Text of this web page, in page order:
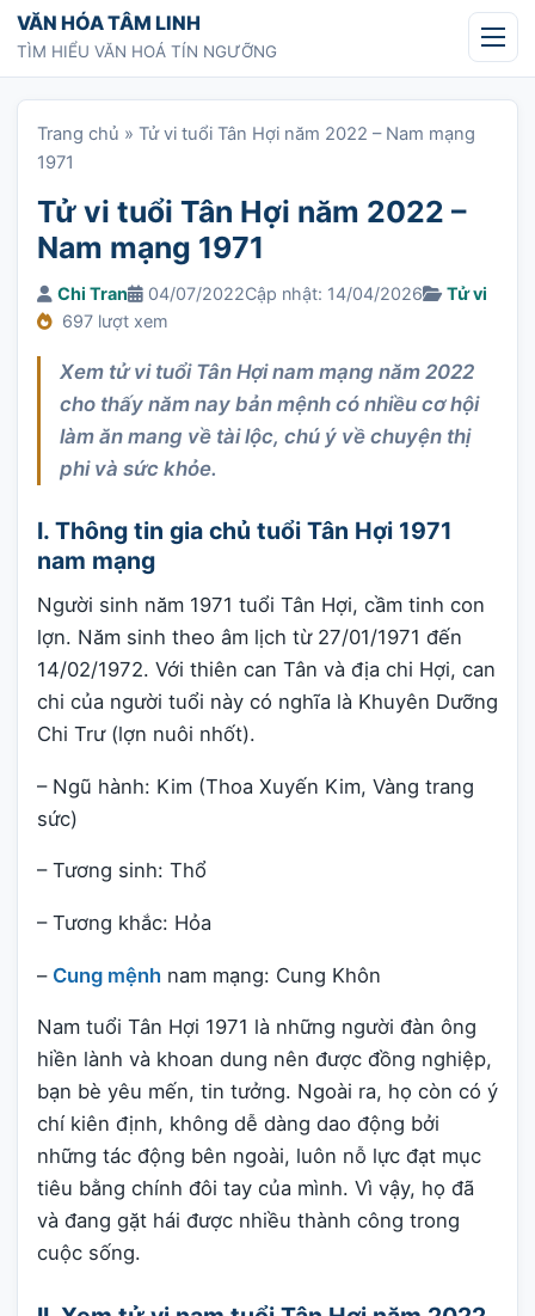
Chuyển tới nội dung
VĂN HÓA TÂM LINH
TÌM HIỂU VĂN HOÁ TÍN NGƯỠNG
Trang chủ » Tử vi tuổi Tân Hợi năm 2022 – Nam mạng
1971
Tử vi tuổi Tân Hợi năm 2022 –
Nam mạng 1971
Chi Tran 04/07/2022Cập nhật: 14/04/2026
Tử vi
697 lượt xem
Xem tử vi tuổi Tân Hợi nam mạng năm 2022
cho thấy năm nay bản mệnh có nhiều cơ hội
làm ăn mang về tài lộc, chú ý về chuyện thị
phi và sức khỏe.
I. Thông tin gia chủ tuổi Tân Hợi 1971
nam mạng
Người sinh năm 1971 tuổi Tân Hợi, cầm tinh con
lợn. Năm sinh theo âm lịch từ 27/01/1971 đến
14/02/1972. Với thiên can Tân và địa chi Hợi, can
chi của người tuổi này có nghĩa là Khuyên Dưỡng
Chi Trư (lợn nuôi nhốt).
– Ngũ hành: Kim (Thoa Xuyến Kim, Vàng trang
sức)
– Tương sinh: Thổ
– Tương khắc: Hỏa
– Cung mệnh nam mạng: Cung Khôn
Nam tuổi Tân Hợi 1971 là những người đàn ông
hiền lành và khoan dung nên được đồng nghiệp,
bạn bè yêu mến, tin tưởng. Ngoài ra, họ còn có ý
chí kiên định, không dễ dàng dao động bởi
những tác động bên ngoài, luôn nỗ lực đạt mục
tiêu bằng chính đôi tay của mình. Vì vậy, họ đã
và đang gặt hái được nhiều thành công trong
cuộc sống.